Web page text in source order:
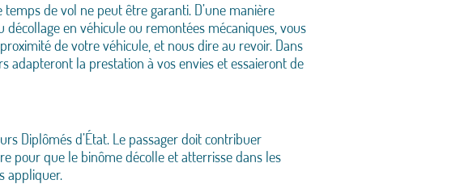
de vol ne peut être garanti. D’une manière
en véhicule ou remontées mécaniques, vous
de votre véhicule, et nous dire au revoir. Dans
adapteront la prestation à vos envies et essaieront de
Diplômés d’État. Le passager doit contribuer
pour que le binôme décolle et atterrisse dans les
appliquer.